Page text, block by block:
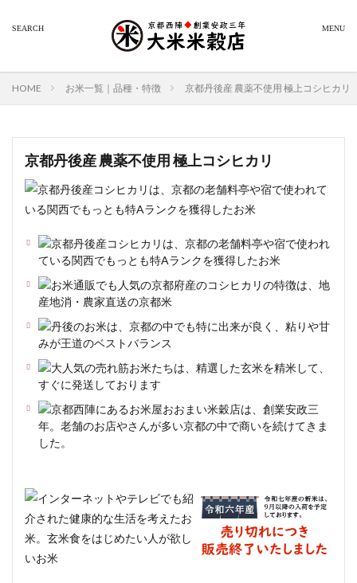
HOME お米一覧｜品種・特徴 京都丹後産 農薬不使用 極上コシヒカリ
京都丹後産 農薬不使用 極上コシヒカリ